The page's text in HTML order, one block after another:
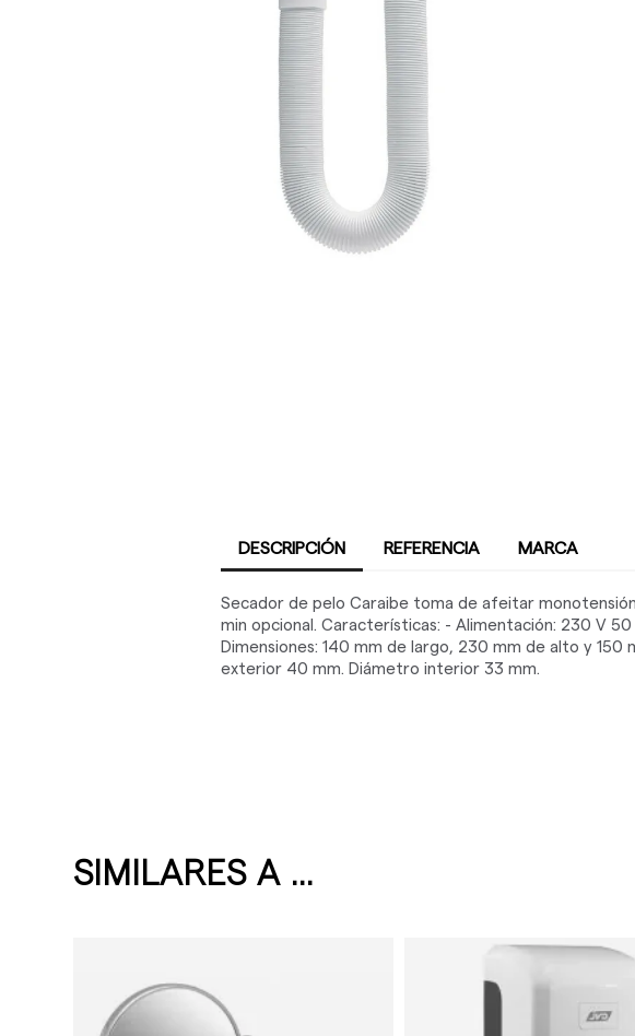
DESCRIPCIÓN REFERENCIA MARCA
Secador de pelo Caraibe toma de afeitar
min opcional. Características: - Alimentación: 230 V
Dimensiones: 140 mm de largo, 230 mm de alto y
exterior 40 mm. Diámetro interior 33 mm.
SIMILARES A ...